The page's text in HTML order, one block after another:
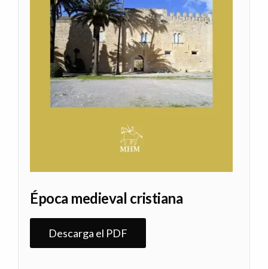
Época medieval cristiana
Descarga el PDF